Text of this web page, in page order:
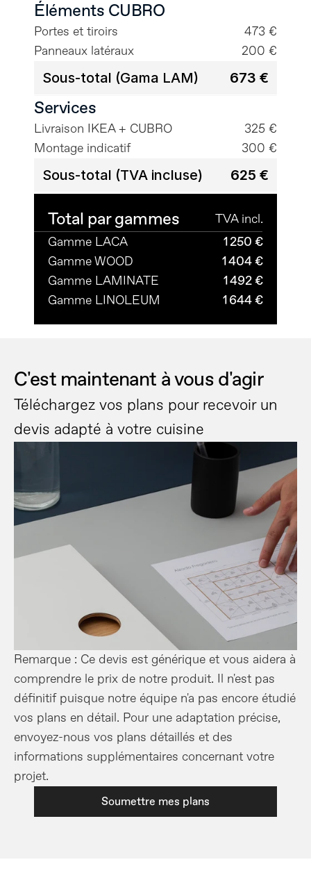
Soumettre mes plans
C'est maintenant à vous d'agir
Téléchargez vos plans pour recevoir un
devis adapté à votre cuisine
Remarque : Ce devis est générique et vous aidera à
comprendre le prix de notre produit. Il n'est pas
définitif puisque notre équipe n'a pas encore étudié
vos plans en détail. Pour une adaptation précise,
envoyez-nous vos plans détaillés et des
informations supplémentaires concernant votre
projet.
Portes et tiroirs
473 €
Panneaux latéraux
200 €
Sous-total (Gama LAM) 673 €
Éléments CUBRO
Livraison IKEA + CUBRO
325 €
Montage indicatif
300 €
Sous-total (TVA incluse) 625 €
Services
Total par gammes
TVA incl.
Gamme LACA
1 250 €
Gamme WOOD
1 404 €
Gamme LAMINATE
1 492 €
Gamme LINOLEUM
1 644 €